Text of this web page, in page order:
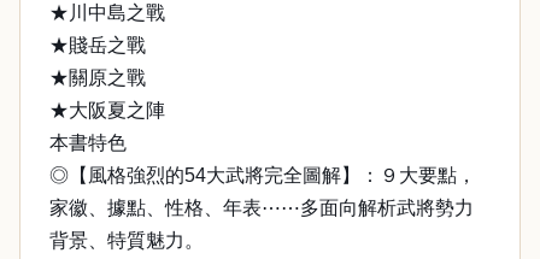
★川中島之戰
★賤岳之戰
★關原之戰
★大阪夏之陣
本書特色
◎【風格強烈的54大武將完全圖解】：９大要點，
家徽、據點、性格、年表⋯⋯多面向解析武將勢力
背景、特質魅力。